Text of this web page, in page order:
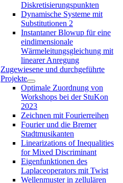
Diskretisierungspunkten
Dynamische Systeme mit
Substitutionen 2
Instantaner Blowup für eine
eindimensionale
Wärmeleitungsgleichung mit
linearer Anregung
Zugewiesene und durchgeführte
Projekte
Optimale Zuordnung von
Workshops bei der StuKon
2023
Zeichnen mit Fourierreihen
Fourier und die Bremer
Stadtmusikanten
Linearizations of Inequalities
for Mixed Discriminant
Eigenfunktionen des
Laplaceoperators mit Twist
Wellenmuster in zellulären